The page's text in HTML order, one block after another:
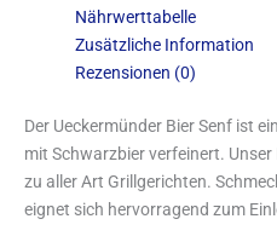
Nährwerttabelle
Zusätzliche Information
Rezensionen (0)
Der Ueckermünder Bier Senf ist
mit Schwarzbier verfeinert.
zu aller Art Grillgerichten.
eignet sich hervorragend zum